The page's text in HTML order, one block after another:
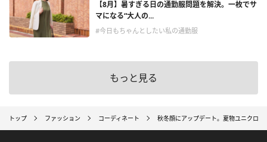
【8月】暑すぎる日の通勤服問題を解決。一枚でサ
マになる“大人の...
#今日もちゃんとしたい私の通勤服
もっと見る
トップ ファッション コーディネート 秋冬顔にアップデート。夏物ユニクロ